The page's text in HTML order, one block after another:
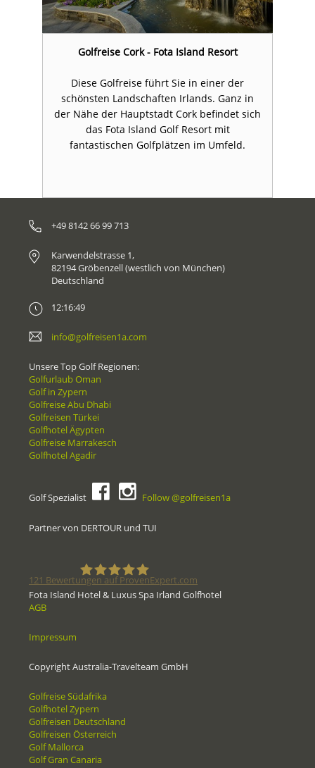
Golfreise Cork - Fota Island Resort
Diese Golfreise führt Sie in einer der
schönsten Landschaften Irlands. Ganz in
der Nähe der Hauptstadt Cork befindet sich
das Fota Island Golf Resort mit
fantastischen Golfplätzen im Umfeld.
+49 8142 66 99 713
Karwendelstrasse 1,
82194 Gröbenzell (westlich von München)
Deutschland
12:16:49
info@golfreisen1a.com
Unsere Top Golf Regionen:
Golfurlaub Oman
Golf in Zypern
Golfreise Abu Dhabi
Golfreisen Türkei
Golfhotel Ägypten
Golfreise Marrakesch
Golfhotel Agadir
Golf Spezialist Follow @golfreisen1a
Partner von DERTOUR und TUI
121 Bewertungen auf ProvenExpert.com
Fota Island Hotel & Luxus Spa Irland Golfhotel
AGB
Impressum
Copyright Australia-Travelteam GmbH
Golfreise Südafrika
Golfhotel Zypern
Golfreisen Deutschland
Golfreisen Österreich
Golf Mallorca
Golf Gran Canaria